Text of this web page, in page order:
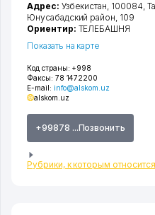
Код страны: +998
Факсы: 78 1472200
E-mail: info@alskom.uz
alskom.uz
+99878 ...Позвонить
Рубрики, к которым
Адрес: Узбекистан, 100084,
Юнусабадский район, 109
Ориентир: ТЕЛЕБАШНЯ
Показать на карте